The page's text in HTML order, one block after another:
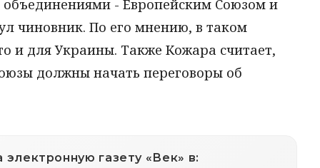
- Европейским Союзом и
чиновник. По его мнению, в таком
и для Украины. Также Кожара считает,
должны начать переговоры об
газету «Век» в: